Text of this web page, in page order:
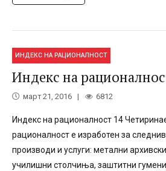
ИНДЕКС НА РАЦИОНАЛНОСТ
Индекс на
март 21, 2016 6812
Индекс на рационалност 14
рационалност е изработен за
производи и услуги: метални
училишни столчиња, заштитни